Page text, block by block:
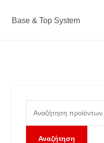
Base & Top System
για:
Αναζήτηση